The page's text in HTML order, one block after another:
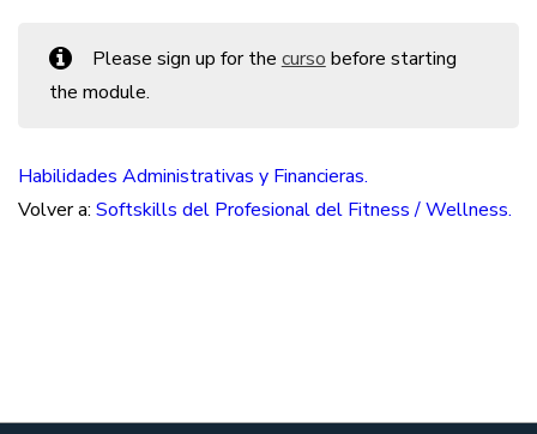
Please sign up for the curso before starting
the module.
Habilidades Administrativas y Financieras.
Volver a: Softskills del Profesional del Fitness / Wellness.